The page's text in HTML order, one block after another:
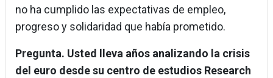
no ha cumplido las expectativas de empleo,
progreso y solidaridad que había prometido.
Pregunta. Usted lleva años analizando la crisis
del euro desde su centro de estudios Research